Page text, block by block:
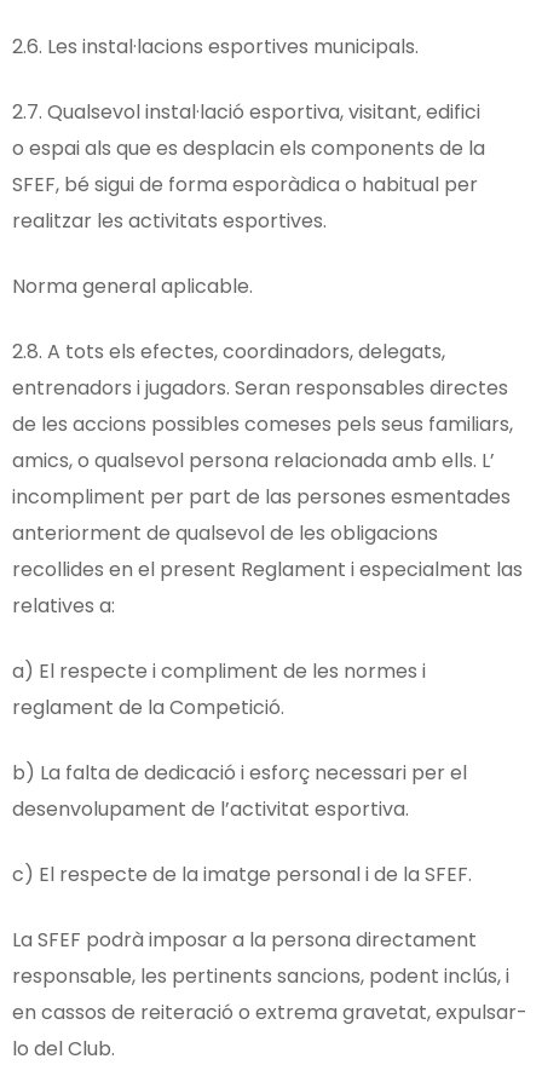
2.6. Les instal·lacions esportives municipals.
2.7. Qualsevol instal·lació esportiva, visitant, edifici
o espai als que es desplacin els components de la
SFEF, bé sigui de forma esporàdica o habitual per
realitzar les activitats esportives.
Norma general aplicable.
2.8. A tots els efectes, coordinadors, delegats,
entrenadors i jugadors. Seran responsables directes
de les accions possibles comeses pels seus familiars,
amics, o qualsevol persona relacionada amb ells. L’
incompliment per part de las persones esmentades
anteriorment de qualsevol de les obligacions
recollides en el present Reglament i especialment las
relatives a:
a) El respecte i compliment de les normes i
reglament de la Competició.
b) La falta de dedicació i esforç necessari per el
desenvolupament de l’activitat esportiva.
c) El respecte de la imatge personal i de la SFEF.
La SFEF podrà imposar a la persona directament
responsable, les pertinents sancions, podent inclús, i
en cassos de reiteració o extrema gravetat, expulsar-
lo del Club.